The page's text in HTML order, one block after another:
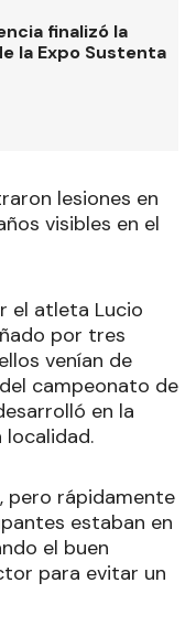
finalizó la
la Expo Sustenta
lesiones en
visibles en el
el atleta Lucio
por tres
venían de
campeonato de
en la
pero rápidamente
estaban en
el buen
para evitar un